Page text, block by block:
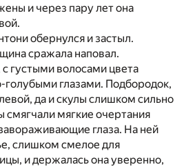
и через пару лет она
обернулся и застыл.
сражала наповал.
с густыми волосами цвета
голубыми глазами. Подбородок,
да и скулы слишком сильно
смягчали мягкие очертания
глаза. На ней
слишком смелое для
и держалась она уверенно,